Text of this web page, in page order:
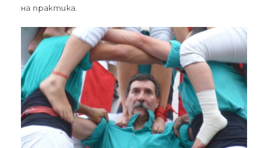
на практика.